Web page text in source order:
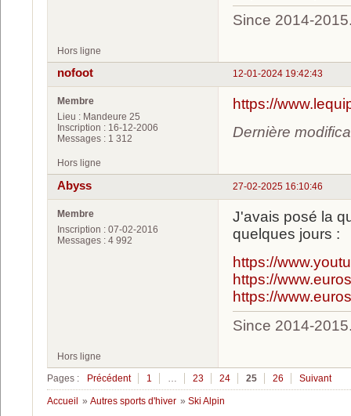
Since 2014-
Hors ligne
12-01-2024 19:42:43
nofoot
Membre
Lieu : Mandeure 25
Inscription : 16-12-2006
Messages : 1 312
https://
Dernière
Hors ligne
27-02-2025 16:10:46
Abyss
Membre
Inscription : 07-02-2016
Messages : 4 992
J'avais posé la
quelques jours :
https://
https://
https://
Since 2014-
Hors ligne
Pages :
Précédent 1 23 24 25 26 Suivant
Accueil » Autres sports d'hiver » Ski Alpin